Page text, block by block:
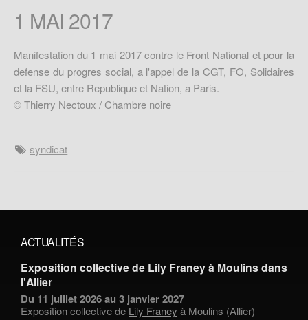
1 MAI 2017
Manifestation du 1 mai 2017 contre le Front National et pour la
defense du progres social, a l'appel de la CGT, FO, Solidaires
et la FSU, entre Republique et Nation, a Paris.
© Thierry Nectoux / Chambre noire
syndicat
ACTUALITÉS
Exposition collective de Lily Franey à Moulins dans
l'Allier
Du 11 juillet 2026 au 3 janvier 2027
Exposition collective de Lily Franey à Moulins (Allier)